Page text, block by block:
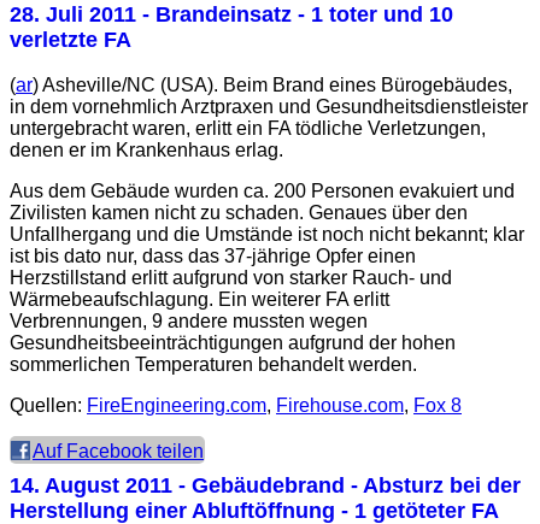
28. Juli 2011 - Brandeinsatz - 1 toter und 10
verletzte FA
(ar) Asheville/NC (USA). Beim Brand eines Bürogebäudes,
in dem vornehmlich Arztpraxen und Gesundheitsdienstleister
untergebracht waren, erlitt ein FA tödliche Verletzungen,
denen er im Krankenhaus erlag.
Aus dem Gebäude wurden ca. 200 Personen evakuiert und
Zivilisten kamen nicht zu schaden. Genaues über den
Unfallhergang und die Umstände ist noch nicht bekannt; klar
ist bis dato nur, dass das 37-jährige Opfer einen
Herzstillstand erlitt aufgrund von starker Rauch- und
Wärmebeaufschlagung. Ein weiterer FA erlitt
Verbrennungen, 9 andere mussten wegen
Gesundheitsbeeinträchtigungen aufgrund der hohen
sommerlichen Temperaturen behandelt werden.
Quellen: FireEngineering.com, Firehouse.com, Fox 8
Auf Facebook teilen
14. August 2011 - Gebäudebrand - Absturz bei der
Herstellung einer Abluftöffnung - 1 getöteter FA